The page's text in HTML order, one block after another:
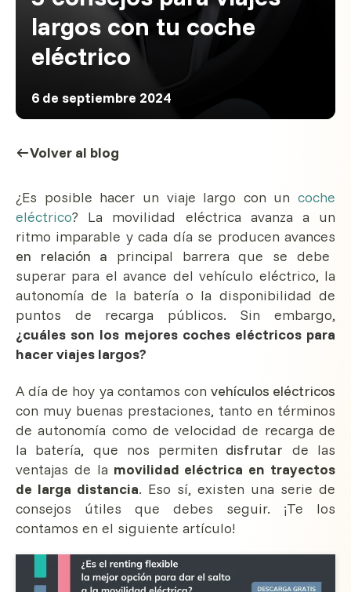
largos con tu coche
eléctrico
6 de septiembre 2024
Volver al blog
¿Es posible hacer un viaje largo con un coche
eléctrico? La movilidad eléctrica avanza a un
ritmo imparable y cada día se producen avances
en relación a principal barrera que se debe
superar para el avance del vehículo eléctrico, la
autonomía de la batería o la disponibilidad de
puntos de recarga públicos. Sin embargo,
¿cuáles son los mejores coches eléctricos para
hacer viajes largos?
A día de hoy ya contamos con vehículos eléctricos
con muy buenas prestaciones, tanto en términos
de autonomía como de velocidad de recarga de
la batería, que nos permiten disfrutar de las
ventajas de la movilidad eléctrica en trayectos
de larga distancia. Eso sí, existen una serie de
consejos útiles que debes seguir. ¡Te los
contamos en el siguiente artículo!